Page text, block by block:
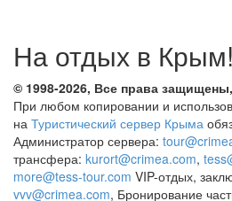
На отдых в Крым!
© 1998-2026, Все права
При любом копировании и
на Туристический сервер Крыма
Администратор сервера:
трансфера: kurort@crimea.com,
more@tess-tour.com VIP-отдых,
vvv@crimea.com, Бронирование